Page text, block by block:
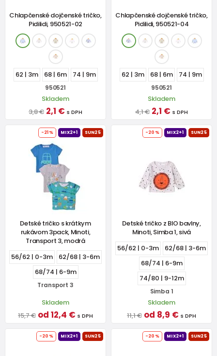
Chlapčenské dojčenské tričko,
Pidilidi, 950521-02
62 | 3m 68 | 6m 74 | 9m
950521
Skladem
3,8 € 2,1 € s DPH
Chlapčenské dojčenské tričko,
Pidilidi, 950521-04
62 | 3m 68 | 6m 74 | 9m
950521
Skladem
4,1 € 2,1 € s DPH
-21% MIX2+1 SUN25
Detské tričko s krátkym
rukávom 3pack, Minoti,
Transport 3, modrá
56/62 | 0-3m
62/68 | 3-6m
68/74 | 6-9m
Transport 3
Skladem
15,7 € od 12,4 € s DPH
-20% MIX2+1 SUN25
Detské tričko z BIO bavlny,
Minoti, Simba 1, sivá
56/62 | 0-3m
62/68 | 3-6m
68/74 | 6-9m
74/80 | 9-12m
Simba 1
Skladem
11,1 € od 8,9 € s DPH
-20% MIX2+1 SUN25 -20% MIX2+1 SUN25